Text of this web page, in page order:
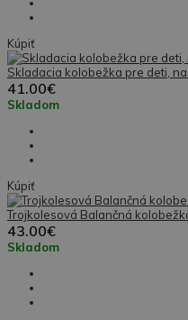
Kúpiť
Skladacia kolobežka pre deti,
41.00€
Skladom
Kúpiť
Trojkolesová Balančná
43.00€
Skladom